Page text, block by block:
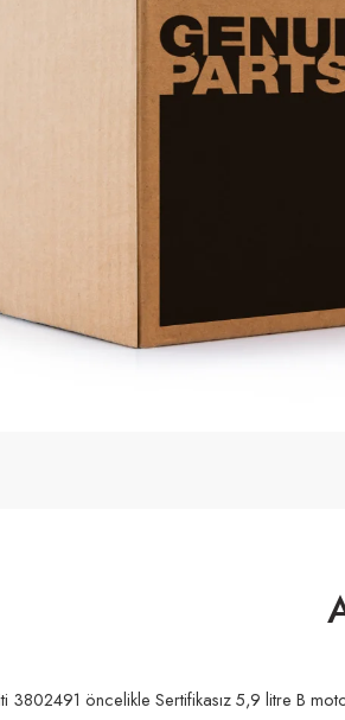
3802491 öncelikle Sertifikasız 5,9 litre B